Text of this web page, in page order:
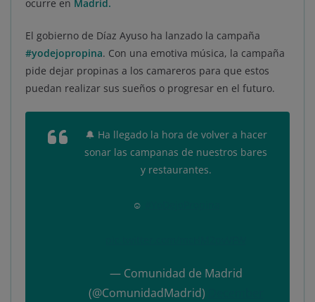
ocurre en Madrid.
El gobierno de Díaz Ayuso ha lanzado la campaña
#yodejopropina. Con una emotiva música, la campaña
pide dejar propinas a los camareros para que estos
puedan realizar sus sueños o progresar en el futuro.
🔔 Ha llegado la hora de volver a hacer
sonar las campanas de nuestros bares
y restaurantes.
☺
— Comunidad de Madrid
(@ComunidadMadrid)